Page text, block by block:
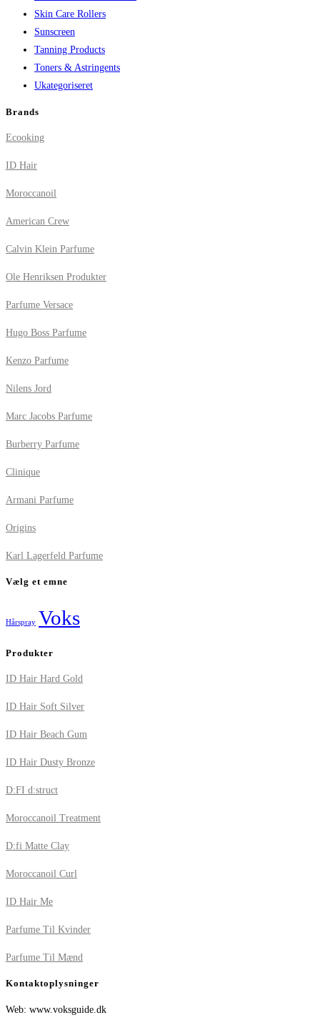
Skin Care Rollers
Sunscreen
Tanning Products
Toners & Astringents
Ukategoriseret
Brands
Ecooking
ID Hair
Moroccanoil
American Crew
Calvin Klein Parfume
Ole Henriksen Produkter
Parfume Versace
Hugo Boss Parfume
Kenzo Parfume
Nilens Jord
Marc Jacobs Parfume
Burberry Parfume
Clinique
Armani Parfume
Origins
Karl Lagerfeld Parfume
Vælg et emne
Hårspray Voks
Produkter
ID Hair Hard Gold
ID Hair Soft Silver
ID Hair Beach Gum
ID Hair Dusty Bronze
D:FI d:struct
Moroccanoil Treatment
D:fi Matte Clay
Moroccanoil Curl
ID Hair Me
Parfume Til Kvinder
Parfume Til Mænd
Kontaktoplysninger
Web: www.voksguide.dk